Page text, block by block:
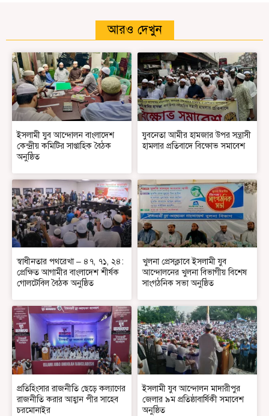
আরও দেখুন
ইসলামী যুব আন্দোলন বাংলাদেশ
কেন্দ্রীয় কমিটির সাপ্তাহিক বৈঠক
অনুষ্ঠিত
যুবনেতা আমীর হামজার উপর সন্ত্রাসী
হামলার প্রতিবাদে বিক্ষোভ সমাবেশ
স্বাধীনতার পথরেখা – ৪৭, ৭১, ২৪:
প্রেক্ষিত আগামীর বাংলাদেশ শীর্ষক
গোলটেবিল বৈঠক অনুষ্ঠিত
খুলনা প্রেসক্লাবে ইসলামী যুব
আন্দোলনের খুলনা বিভাগীয় বিশেষ
সাংগঠনিক সভা অনুষ্ঠিত
প্রতিহিংসার রাজনীতি ছেড়ে কল্যাণের
রাজনীতি করার আহ্বান পীর সাহেব
চরমোনাইর
ইসলামী যুব আন্দোলন মাদারীপুর
জেলার ৯ম প্রতিষ্ঠাবার্ষিকী সমাবেশ
অনুষ্ঠিত